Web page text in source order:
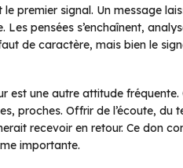
premier signal. Un message
Les pensées s’enchaînent,
de caractère, mais bien le
est une autre attitude fréquente.
proches. Offrir de l’écoute, du
recevoir en retour. Ce don
importante.